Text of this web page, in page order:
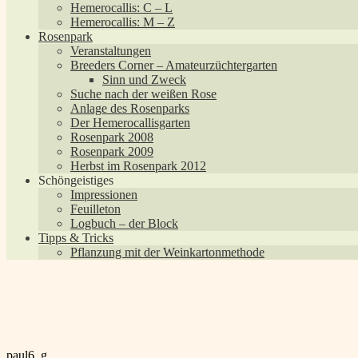
Hemerocallis: C – L
Hemerocallis: M – Z
Rosenpark
Veranstaltungen
Breeders Corner – Amateurzüchtergarten
Sinn und Zweck
Suche nach der weißen Rose
Anlage des Rosenparks
Der Hemerocallisgarten
Rosenpark 2008
Rosenpark 2009
Herbst im Rosenpark 2012
Schöngeistiges
Impressionen
Feuilleton
Logbuch – der Block
Tipps & Tricks
Pflanzung mit der Weinkartonmethode
Vorheriger
paul6_g